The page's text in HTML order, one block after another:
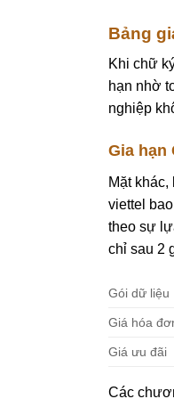
Bảng
Khi chữ
hạn nhờ
nghiệp
Gia hạn
Mặt
viettel
theo sự
chỉ sau 2
Gói dữ liệu
Giá hóa
Giá ưu đãi
Các